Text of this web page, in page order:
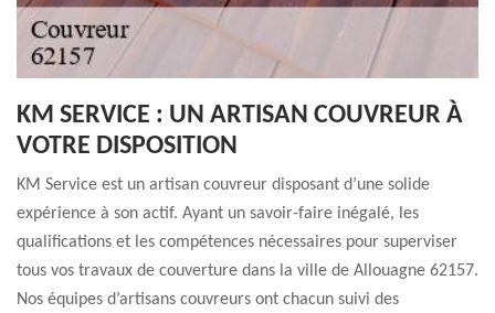
KM SERVICE : UN ARTISAN COUVREUR À
VOTRE DISPOSITION
KM Service est un artisan couvreur disposant d’une solide
expérience à son actif. Ayant un savoir-faire inégalé, les
qualifications et les compétences nécessaires pour superviser
tous vos travaux de couverture dans la ville de Allouagne 62157.
Nos équipes d’artisans couvreurs ont chacun suivi des